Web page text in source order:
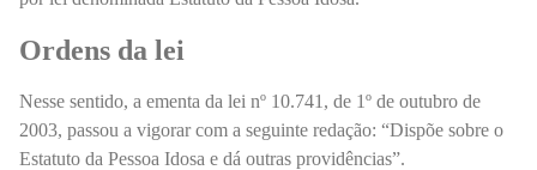
Ordens da lei
Nesse sentido, a ementa da lei nº 10.741, de 1º de outubro de
2003, passou a vigorar com a seguinte redação: “Dispõe sobre o
Estatuto da Pessoa Idosa e dá outras providências”.